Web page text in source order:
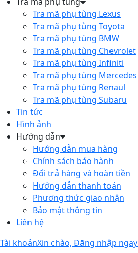
Tra mã phụ tùng Lexus
Tra mã phụ tùng Toyota
Tra mã phụ tùng BMW
Tra mã phụ tùng Chevrolet
Tra mã phụ tùng Infiniti
Tra mã phụ tùng Mercedes
Tra mã phụ tùng Renaul
Tra mã phụ tùng Subaru
Tin tức
Hình ảnh
Hướng dẫn
Hướng dẫn mua hàng
Chính sách bảo hành
Đổi trả hàng và hoàn tiền
Hướng dẫn thanh toán
Phương thức giao nhận
Bảo mật thông tin
Liên hệ
Tài khoảnXin chào, Đăng nhập ngay